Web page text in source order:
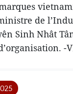
de
Sinh Nhât
-